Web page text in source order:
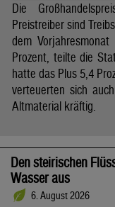
Die
Preistreiber sind
dem
Prozent, teilte die
hatte das Plus 5,4
verteuerten sich
Altmaterial kräftig.
Den steirischen
Wasser aus
6. August 2026